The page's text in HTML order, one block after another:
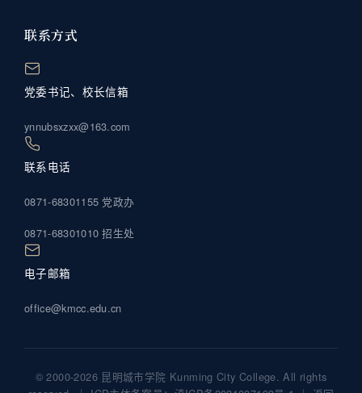
联系方式
党委书记、校长信箱
ynnubsxzxx@163.com
联系电话
0871-68301155 党政办
0871-68301010 招生处
电子邮箱
office@kmcc.edu.cn
© 2000-2026 昆明城市学院 Kunming City College. All rights